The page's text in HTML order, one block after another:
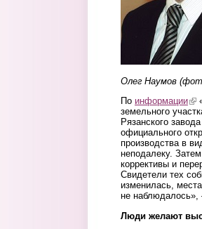
Олег Наумов
По информации
земельного
Рязанского
официального
производства в
неподалеку.
коррективы и
Свидетели тех
изменилась,
не
Люди желают